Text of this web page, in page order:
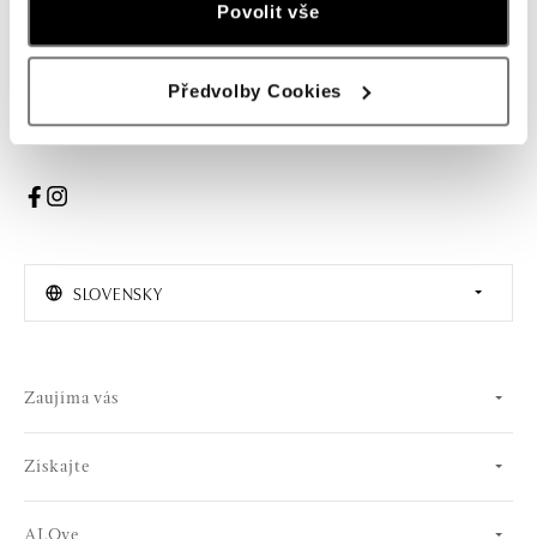
Povolit vše
Předvolby Cookies
PRIHLÁSENIE
Súhlasím s odberom newslettera
SLOVENSKY
Zaujíma vás
Získajte
ALOve